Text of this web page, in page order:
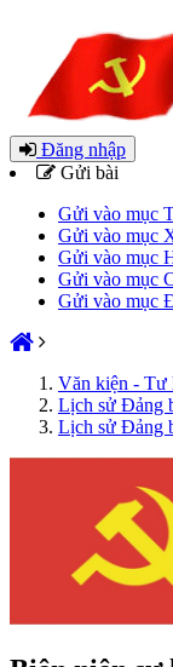
Đăng nhập
Gửi bài
Gửi vào mục
Gửi vào mục
Gửi vào mục
Gửi vào mục
Gửi vào mục
Văn kiện - Tư
Lịch sử Đảng
Lịch sử Đảng